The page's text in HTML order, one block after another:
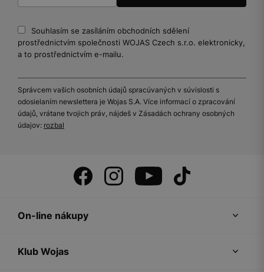
Souhlasím se zasíláním obchodních sdělení
prostřednictvím společnosti WOJAS Czech s.r.o. elektronicky,
a to prostřednictvím e-mailu.
Správcem vašich osobních údajů spracúvaných v súvislosti s
odosielaním newslettera je Wojas S.A. Více informací o zpracování
údajů, vrátane tvojich práv, nájdeš v Zásadách ochrany osobných
údajov: rozbal
On-line nákupy
Klub Wojas